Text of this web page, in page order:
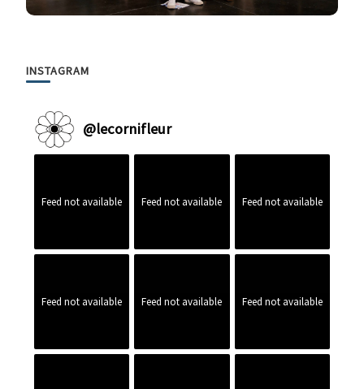
INSTAGRAM
@lecornifleur
Feed not available Feed not available Feed not available
Feed not available Feed not available Feed not available